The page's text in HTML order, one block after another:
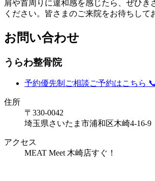
肩や首周りに違和感を感じたら、ぜひき
ください。皆さまのご来院をお待ちして
お問い合わせ
うらわ整骨院
予約優先制 ご相談ご予約はこちら
住所
〒330-0042
埼玉県さいたま市浦和区木崎4-16-9
アクセス
MEAT Meet 木崎店すぐ！